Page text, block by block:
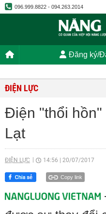
096.999.8822 - 094.263.2014
Đăng ký/
ĐIỆN LỰC
Điện "thổi
Lạt
ĐIỆN LỰC 14:56 20/07/2017
Copy link